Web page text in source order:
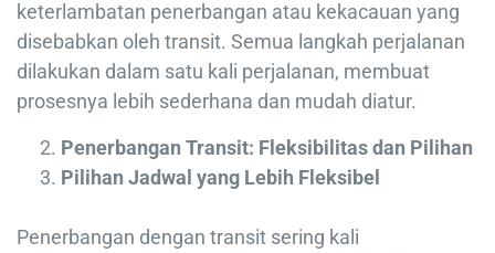
keterlambatan penerbangan atau kekacauan yang
disebabkan oleh transit. Semua langkah perjalanan
dilakukan dalam satu kali perjalanan, membuat
prosesnya lebih sederhana dan mudah diatur.
Penerbangan Transit: Fleksibilitas dan Pilihan
Pilihan Jadwal yang Lebih Fleksibel
Penerbangan dengan transit sering kali